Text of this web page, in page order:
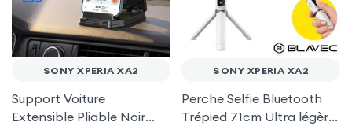
SONY XPERIA XA2
Support Voiture
Extensible Pliable Noir
SONY XPERIA XA2
Perche Selfie Bluetooth
Trépied 71cm Ultra légère